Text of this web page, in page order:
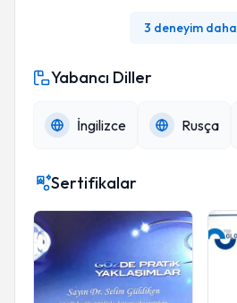
3 deneyim daha
Yabancı Diller
İngilizce Rusça
Sertifikalar